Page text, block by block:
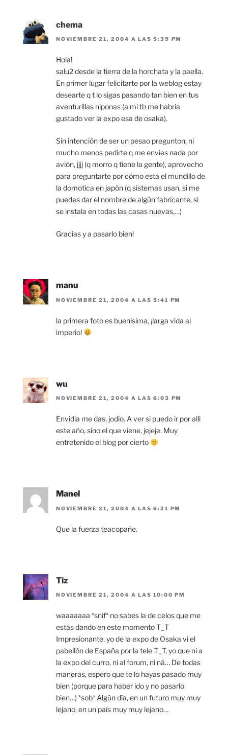
chema
NOVIEMBRE 21, 2004 A LAS 5:39 PM
Hola!
salu2 desde la tierra de la horchata y la paella.
En primer lugar felicitarte por la weblog estay
desearte q t lo sigas pasando tan bien en tus
aventurillas niponas (a mi tb me habria
gustado ver la expo esa de osaka).
Sin intención de ser un pesao pregunton, ni
mucho menos pedirte q me envies nada por
avión, jjjj (q morro q tiene la gente), aprovecho
para preguntarte por cómo esta el mundillo de
la domotica en japón (q sistemas usan, si me
puedes dar el nombre de algún fabricante, si
se instala en todas las casas nuevas,…)
Gracias y a pasarlo bien!
manu
NOVIEMBRE 21, 2004 A LAS 5:41 PM
la primera foto es buenisima, ¡larga vida al
imperio!
wu
NOVIEMBRE 21, 2004 A LAS 6:03 PM
Envidia me das, jodio. A ver si puedo ir por alli
este año, sino el que viene, jejeje. Muy
entretenido el blog por cierto
Manel
NOVIEMBRE 21, 2004 A LAS 6:21 PM
Que la fuerza teacopañe.
Tiz
NOVIEMBRE 21, 2004 A LAS 10:00 PM
waaaaaaa *snif* no sabes la de celos que me
estás dando en este momento T_T
Impresionante, yo de la expo de Osaka vi el
pabellón de España por la tele T_T, yo que ni a
la expo del curro, ni al forum, ni ná… De todas
maneras, espero que te lo hayas pasado muy
bien (porque para haber ido y no pasarlo
bien…) *sob* Algún día, en un futuro muy muy
lejano, en un país muy muy lejano…